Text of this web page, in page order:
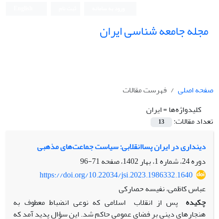
مجله جامعه شناسی ایران
صفحه اصلی
فهرست مقالات
کلیدواژه‌ها =ایران
تعداد مقالات:
13
دینداری در ایران پساانقلابی: سیاست جماعت‌های مذهبی
دوره 24، شماره 1، بهار 1402، صفحه
71-96
https://doi.org/10.22034/jsi.2023.1986332.1640
عباس کاظمی، نفیسه حصارکی
چکیده پس از انقلاب اسلامی که نوعی انضباط معطوف به
هنجارهای دینی بر فضای عمومی حاکم شد. این سؤال پدید آمد که